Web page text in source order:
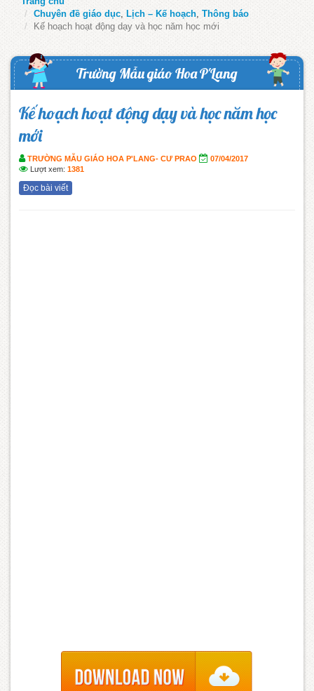
Chuyên đề giáo dục ,Lịch – Kế hoạch Thông báo
Kế hoạch hoạt động dạy và học năm học mới
Trường Mẫu giáo Hoa P'Lang
Kế hoạch hoạt động dạy và học năm học
mới
TRƯỜNG MẪU GIÁO HOA P'LANG- CƯ PRAO
07/04/2017
Lượt xem: 1381
Đọc bài viết